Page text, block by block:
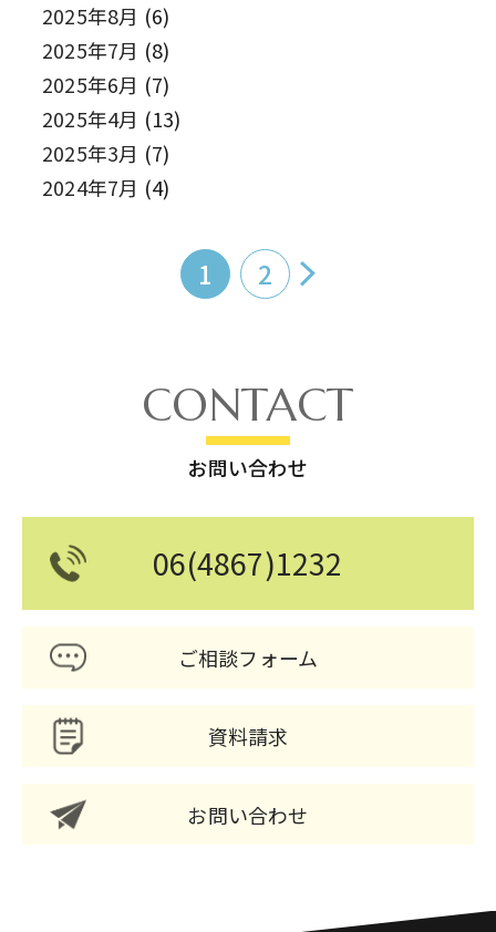
2025年8月 (6)
2025年7月 (8)
2025年6月 (7)
2025年4月 (13)
2025年3月 (7)
2024年7月 (4)
1 2
CONTACT
お問い合わせ
06(4867)1232
ご相談フォーム
資料請求
お問い合わせ